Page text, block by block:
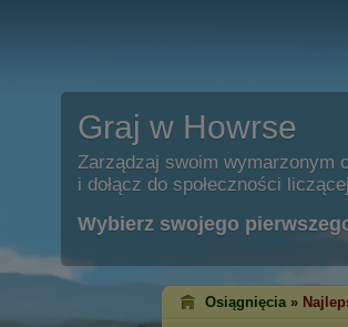
Graj w Howrse
Zarządzaj swoim wymarzonym
i dołącz do społeczności
Wybierz swojego
Osiągnięcia »